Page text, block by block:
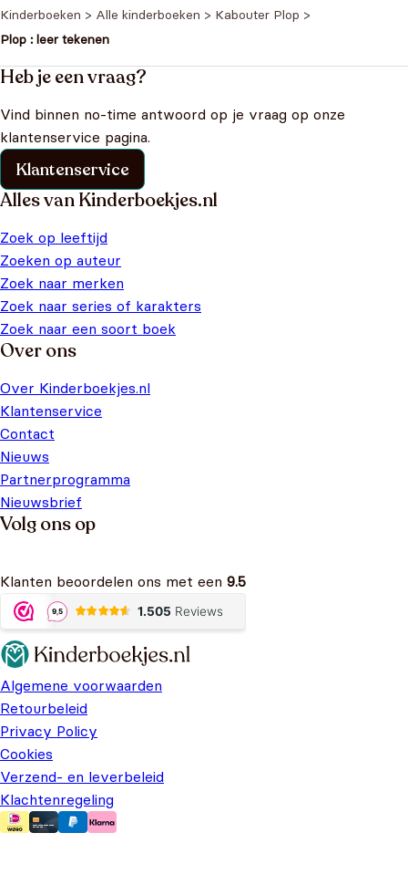
Kinderboeken > Alle kinderboeken > Kabouter Plop >
Plop : leer tekenen
Heb je een vraag?
Vind binnen no-time antwoord op je vraag op onze
klantenservice pagina.
Klantenservice
Alles van Kinderboekjes.nl
Zoek op leeftijd
Zoeken op auteur
Zoek naar merken
Zoek naar series of karakters
Zoek naar een soort boek
Over ons
Over Kinderboekjes.nl
Klantenservice
Contact
Nieuws
Partnerprogramma
Nieuwsbrief
Volg ons op
Klanten beoordelen ons met een 9.5
Algemene voorwaarden
Retourbeleid
Privacy Policy
Cookies
Verzend- en leverbeleid
Klachtenregeling